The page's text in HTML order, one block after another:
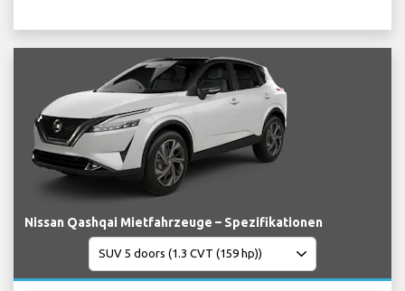
Nissan Qashqai Mietfahrzeuge – Spezifikationen